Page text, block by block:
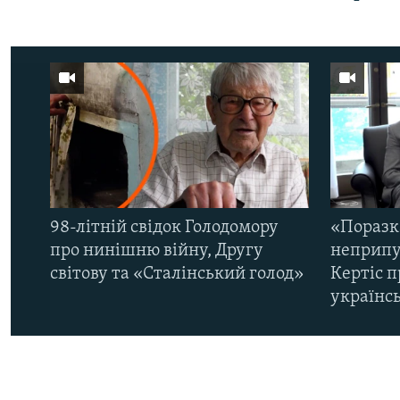
98-літній свідок Голодомору
про нинішню війну, Другу
світову та «Сталінський голод»
Кертіс